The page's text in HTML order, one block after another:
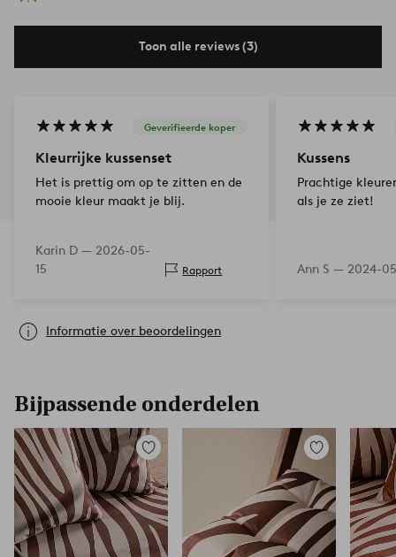
Toon alle reviews (3)
Geverifieerde koper
Kleurrijke kussenset
Het is prettig om op te zitten en de
mooie kleur maakt je blij.
Karin D — 2026-05-
15
Rapport
Kussens
Prachtige
als je ze ziet!
Ann S — 2024-
Informatie over beoordelingen
Bijpassende onderdelen
Toevoegen
aan
favorieten
Toevoegen
favorieten